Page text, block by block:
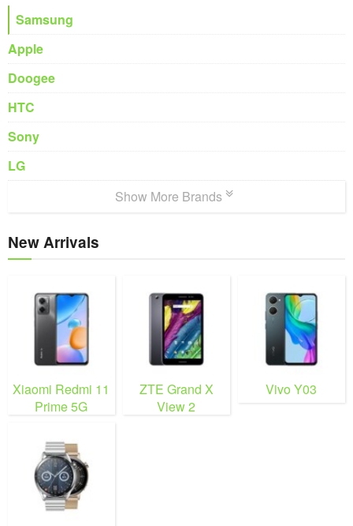
Samsung
Apple
Doogee
HTC
Sony
LG
Show More Brands
New Arrivals
Xiaomi Redmi 11
Prime 5G
ZTE Grand X
View 2
Vivo Y03